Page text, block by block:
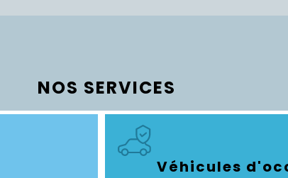
NOS SERVICES
Véhicules